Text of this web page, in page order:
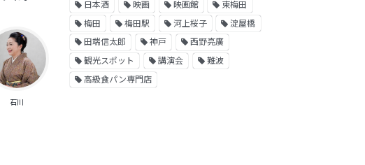
石川
日本酒
映画 映画館
東梅田
梅田
梅田駅 河上桜子
淀屋橋
田端信太郎
神戸
西野亮廣
観光スポット
講演会
難波
高級食パン専門店